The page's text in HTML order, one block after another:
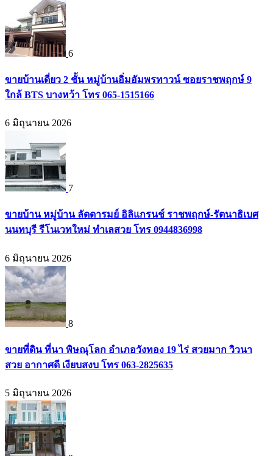
6
ขายบ้านเดี่ยว 2 ชั้น หมู่บ้านอิ่มอัมพรทาวน์ ซอยราชพฤกษ์ 9
ใกล้ BTS บางหว้า โทร 065-1515166
6 มิถุนายน 2026
7
ขายบ้าน หมู่บ้าน ลัดดารมย์ อิลิแกรนช์ ราชพฤกษ์-รัตนาธิเบศ
นนทบุรี รีโนเวทใหม่ ทำเลสวย โทร 0944836998
6 มิถุนายน 2026
8
ขายที่ดิน ที่นา พิษณุโลก อำเภอวังทอง 19 ไร่ สวยมาก วิวนา
สวย อากาศดี เงียบสงบ โทร 063-2825635
5 มิถุนายน 2026